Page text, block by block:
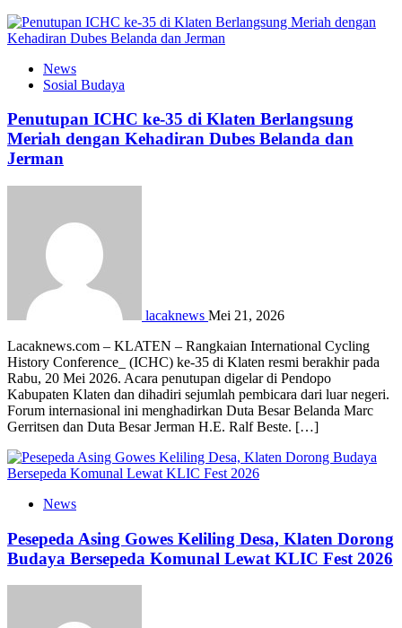
News
Sosial Budaya
Penutupan ICHC ke-35 di Klaten Berlangsung
Meriah dengan Kehadiran Dubes Belanda dan
Jerman
lacaknews Mei 21, 2026
Lacaknews.com – KLATEN – Rangkaian International Cycling
History Conference_ (ICHC) ke-35 di Klaten resmi berakhir pada
Rabu, 20 Mei 2026. Acara penutupan digelar di Pendopo
Kabupaten Klaten dan dihadiri sejumlah pembicara dari luar negeri.
Forum internasional ini menghadirkan Duta Besar Belanda Marc
Gerritsen dan Duta Besar Jerman H.E. Ralf Beste. […]
News
Pesepeda Asing Gowes Keliling Desa, Klaten Dorong
Budaya Bersepeda Komunal Lewat KLIC Fest 2026